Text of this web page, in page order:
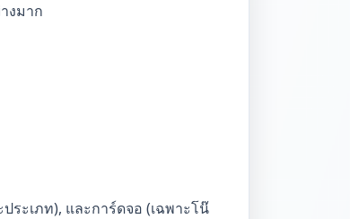
งมาก
ระเภท), และการ์ดจอ (เฉพาะโน๊